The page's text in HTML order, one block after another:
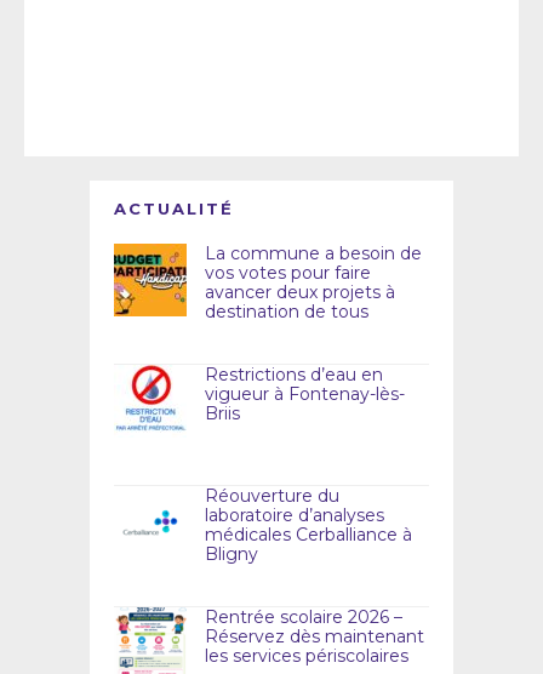
ACTUALITÉ
La commune a besoin de
vos votes pour faire
avancer deux projets à
destination de tous
Restrictions d’eau en
vigueur à Fontenay-lès-
Briis
Réouverture du
laboratoire d’analyses
médicales Cerballiance à
Bligny
Rentrée scolaire 2026 –
Réservez dès maintenant
les services périscolaires